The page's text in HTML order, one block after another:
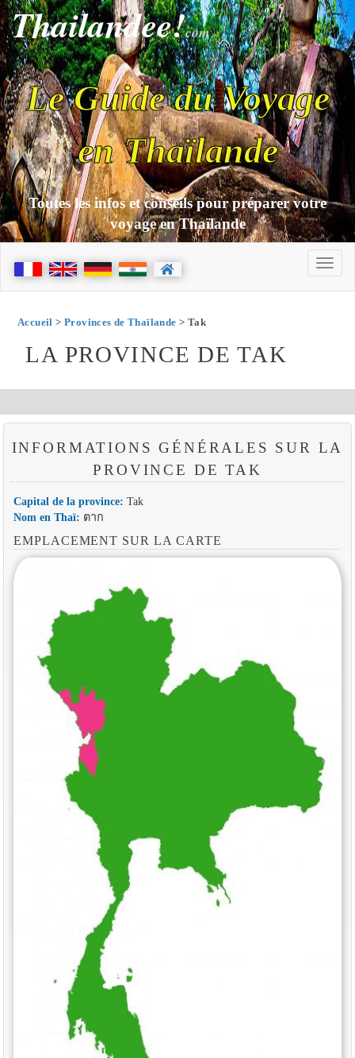
Thailandee!com
Le Guide du Voyage
en Thaïlande
Toutes les infos et conseils pour préparer votre
voyage en Thaïlande
Accueil > Provinces de Thaïlande > Tak
LA PROVINCE DE TAK
INFORMATIONS GÉNÉRALES SUR LA
PROVINCE DE TAK
Capital de la province: Tak
Nom en Thaï: ตาก
EMPLACEMENT SUR LA CARTE